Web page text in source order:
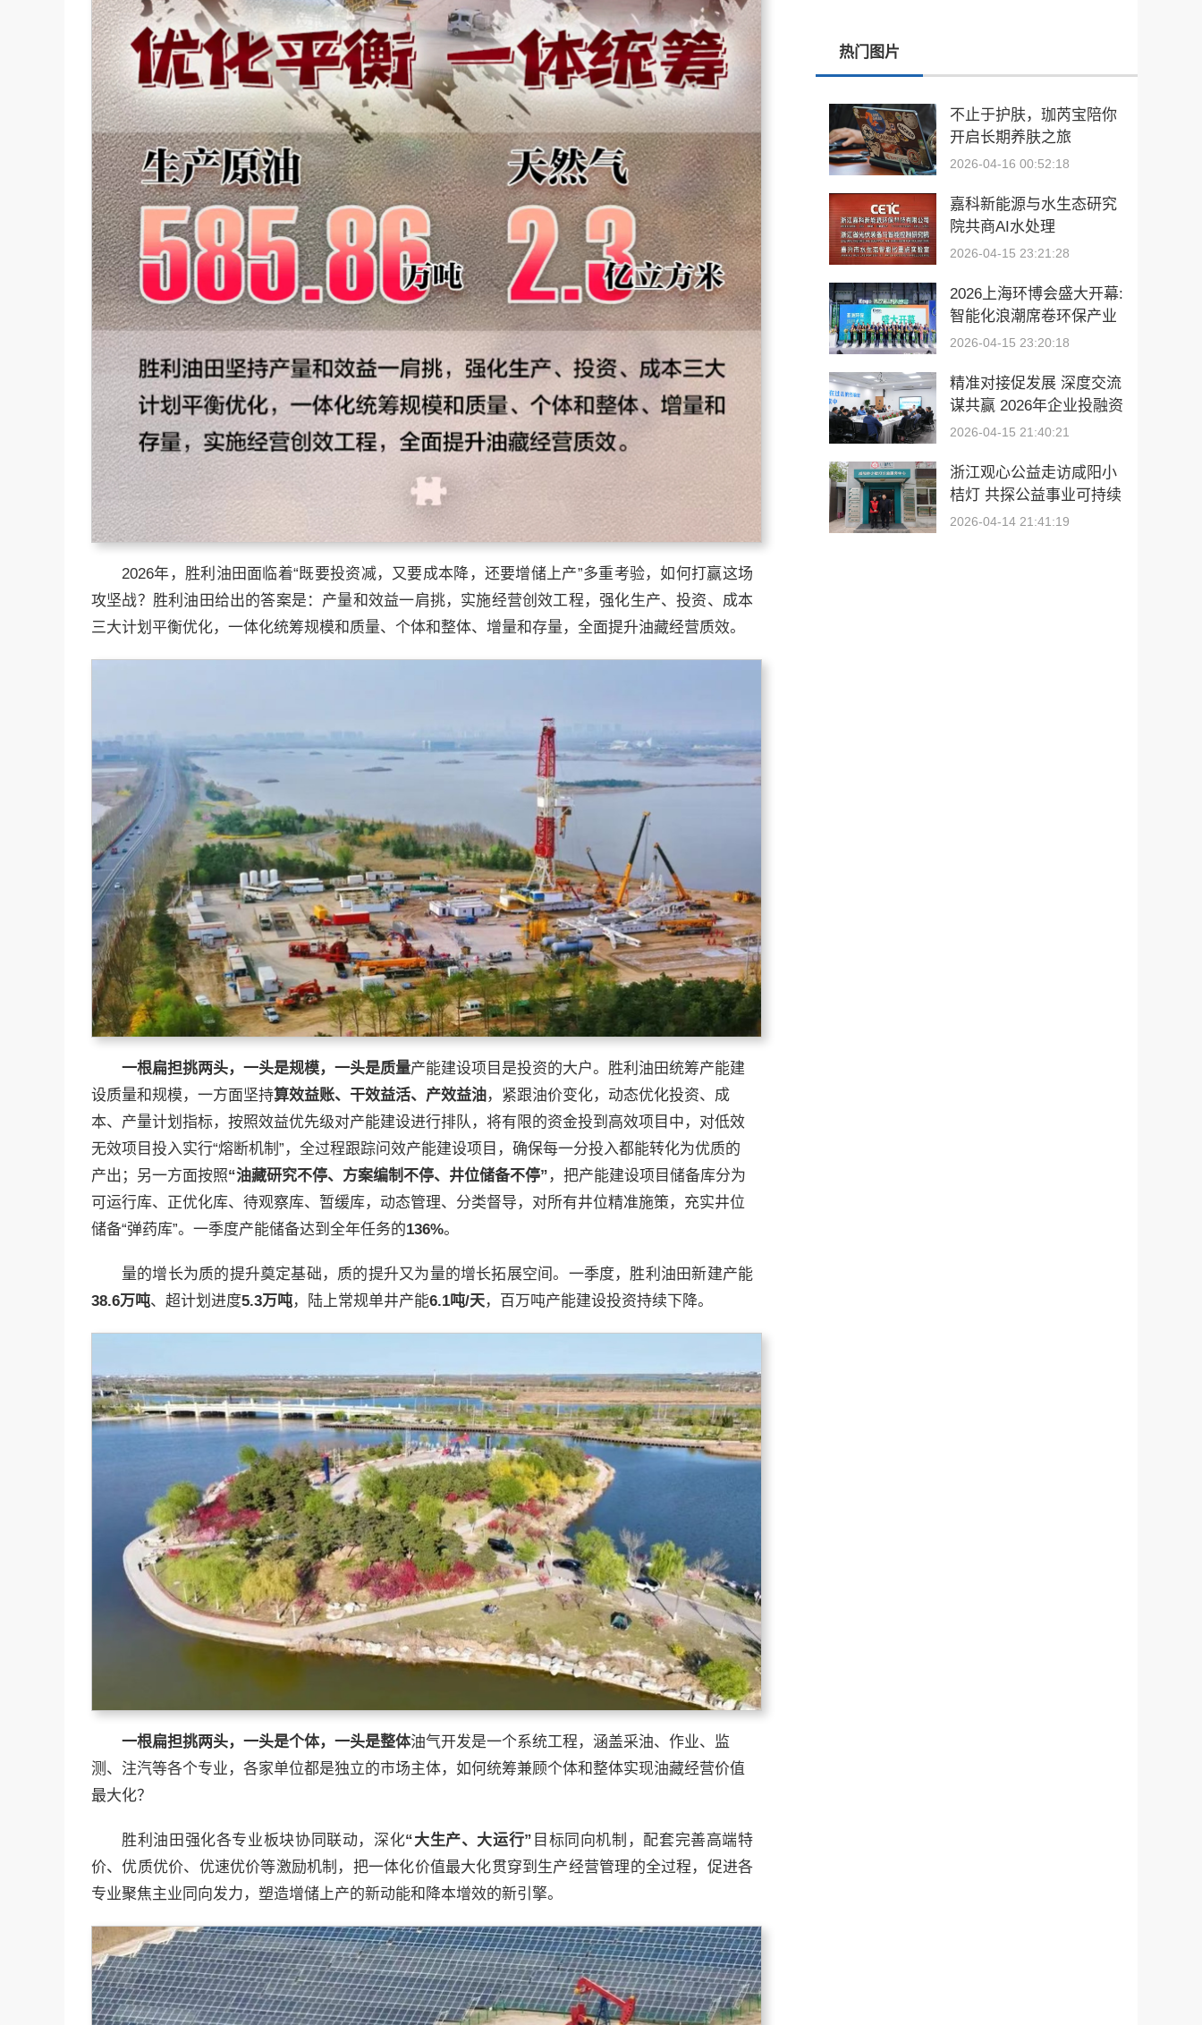
2026年，胜利油田面临着“既要投资减，又要成本降，还要增储上产”多重考验，如何打赢这场
攻坚战？胜利油田给出的答案是：产量和效益一肩挑，实施经营创效工程，强化生产、投资、成本
三大计划平衡优化，一体化统筹规模和质量、个体和整体、增量和存量，全面提升油藏经营质效。
一根扁担挑两头，一头是规模，一头是质量产能建设项目是投资的大户。胜利油田统筹产能建
设质量和规模，一方面坚持算效益账、干效益活、产效益油 ，紧跟油价变化，动态优化投资、成
本、产量计划指标，按照效益优先级对产能建设进行排队，将有限的资金投到高效项目中，对低效
无效项目投入实行“熔断机制”，全过程跟踪问效产能建设项目，确保每一分投入都能转化为优质的
产出；另一方面按照“油藏研究不停、方案编制不停、井位储备不停” ，把产能建设项目储备库分为
可运行库、正优化库、待观察库、暂缓库，动态管理、分类督导，对所有井位精准施策，充实井位
储备“弹药库”。一季度产能储备达到全年任务的136%。
量的增长为质的提升奠定基础，质的提升又为量的增长拓展空间。一季度，胜利油田新建产能
38.6万吨、超计划进度5.3万吨，陆上常规单井产能6.1吨/天，百万吨产能建设投资持续下降。
一根扁担挑两头，一头是个体，一头是整体油气开发是一个系统工程，涵盖采油、作业、监
测、注汽等各个专业，各家单位都是独立的市场主体，如何统筹兼顾个体和整体实现油藏经营价值
最大化？
胜利油田强化各专业板块协同联动，深化“大生产、大运行” 目标同向机制，配套完善高端特
价、优质优价、优速优价等激励机制，把一体化价值最大化贯穿到生产经营管理的全过程，促进各
专业聚焦主业同向发力，塑造增储上产的新动能和降本增效的新引擎。
热门图片
不止于护肤，珈芮宝陪你
开启长期养肤之旅
2026-04-16 00:52:18
嘉科新能源与水生态研究
院共商AI水处理
2026-04-15 23:21:28
2026上海环博会盛大开幕:
智能化浪潮席卷环保产业
2026-04-15 23:20:18
精准对接促发展 深度交流
谋共赢 2026年企业投融资
交流活动第二期圆满举行
2026-04-15 21:40:21
浙江观心公益走访咸阳小
桔灯 共探公益事业可持续
发展新路径
2026-04-14 21:41:19